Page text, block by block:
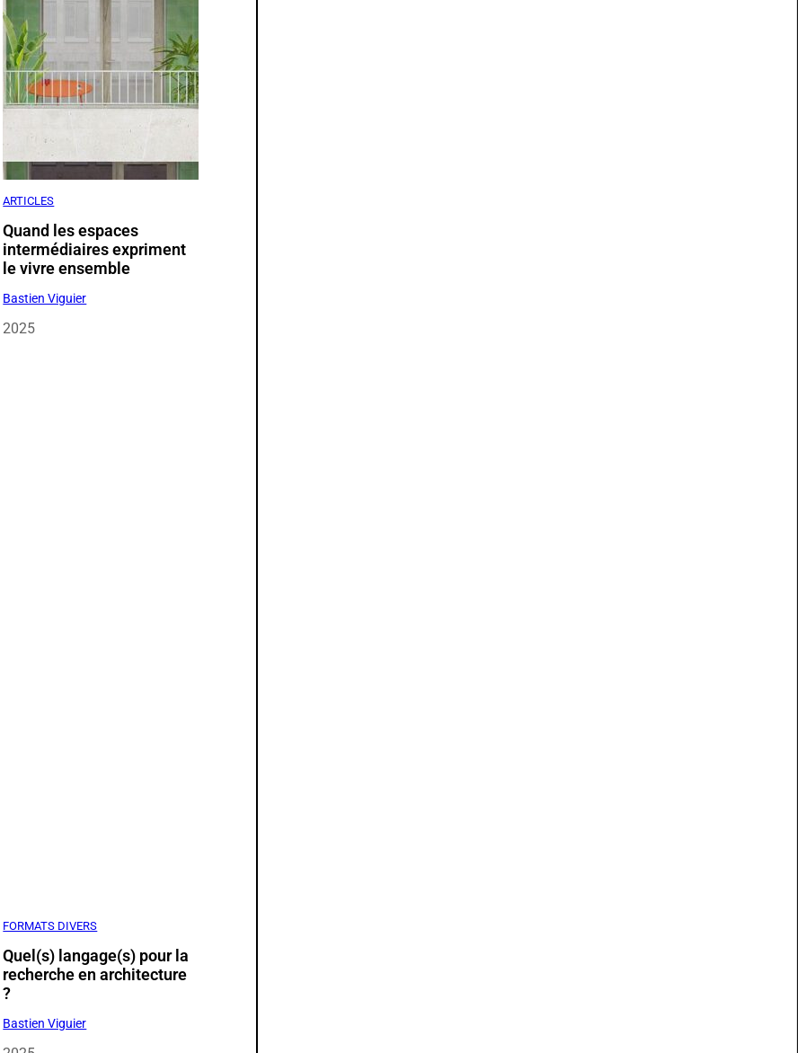
ARTICLES
Quand les espaces
intermédiaires expriment
le vivre ensemble
Bastien Viguier
2025
FORMATS DIVERS
Quel(s) langage(s) pour la
recherche en architecture
?
Bastien Viguier